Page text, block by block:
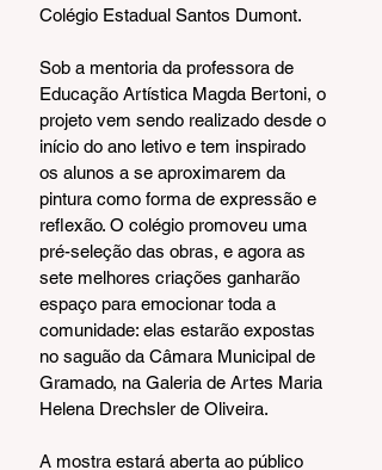
Colégio Estadual Santos Dumont.
Sob a mentoria da professora de
Educação Artística Magda Bertoni, o
projeto vem sendo realizado desde o
início do ano letivo e tem inspirado
os alunos a se aproximarem da
pintura como forma de expressão e
reflexão. O colégio promoveu uma
pré-seleção das obras, e agora as
sete melhores criações ganharão
espaço para emocionar toda a
comunidade: elas estarão expostas
no saguão da Câmara Municipal de
Gramado, na Galeria de Artes Maria
Helena Drechsler de Oliveira.
A mostra estará aberta ao público